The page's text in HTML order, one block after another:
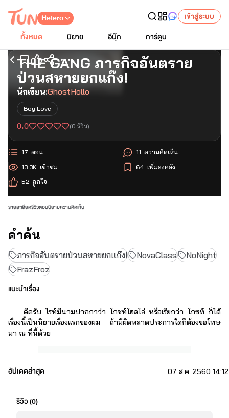
Hetero
เข้าสู่ระบบ
ทั้งหมด
นิยาย อีบุ๊ก การ์ตูน
เริ่มอ่านตอนแรก
THE GANG ภารกิจอันตราย
ป่วนสหายยกแก๊ง!
นักเขียน:GhostHollo
Boy Love
0.0 (0 รีวิว)
ตอน
17
เข้าชม
13.3K
ถูกใจ
52
ความคิดเห็น
11
เพิ่มลงคลัง
64
รายละเอียดรีวิวตอนนิยายความคิดเห็น
คำค้น
ภารกิจอันตรายป่วนสหายยกแก๊ง! NovaClass
NoNight
FrazFroz
แนะนำเรื่อง
ดีครับ ไรท์มีนามปากกาว่า โกซท์โฮลโล่ หรือเรียกว่า โกซท์ ก็ได้
เรื่องนี้เป็นนิยายเรื่องแรกของผม ถ้ามีผิดพลาดประการใดก็ต้องขอโทษ
มา ณ ที่นี้ด้วย
อัปเดตล่าสุด 07 ส.ค. 2560
รีวิว (0)